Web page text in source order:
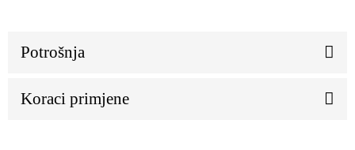
Potrošnja
Koraci primjene